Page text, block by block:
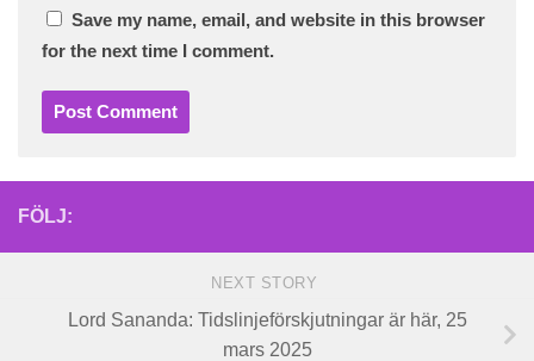
Save my name, email, and website in this browser
for the next time I comment.
FÖLJ:
NEXT STORY
Lord Sananda: Tidslinjeförskjutningar är här, 25
mars 2025